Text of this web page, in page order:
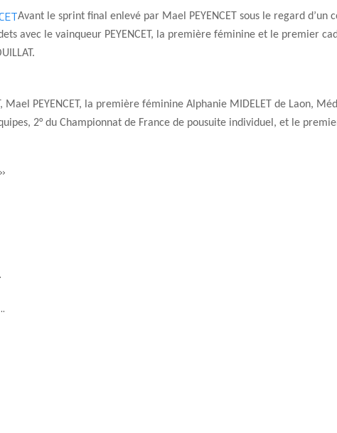
Avant le sprint final enlevé par Mael PEYENCET sous le regard d’un
avec le vainqueur PEYENCET, la première féminine et le premier
UILLAT.
Mael PEYENCET, la première féminine Alphanie MIDELET de Laon,
2° du Championnat de France de pousuite individuel, et le